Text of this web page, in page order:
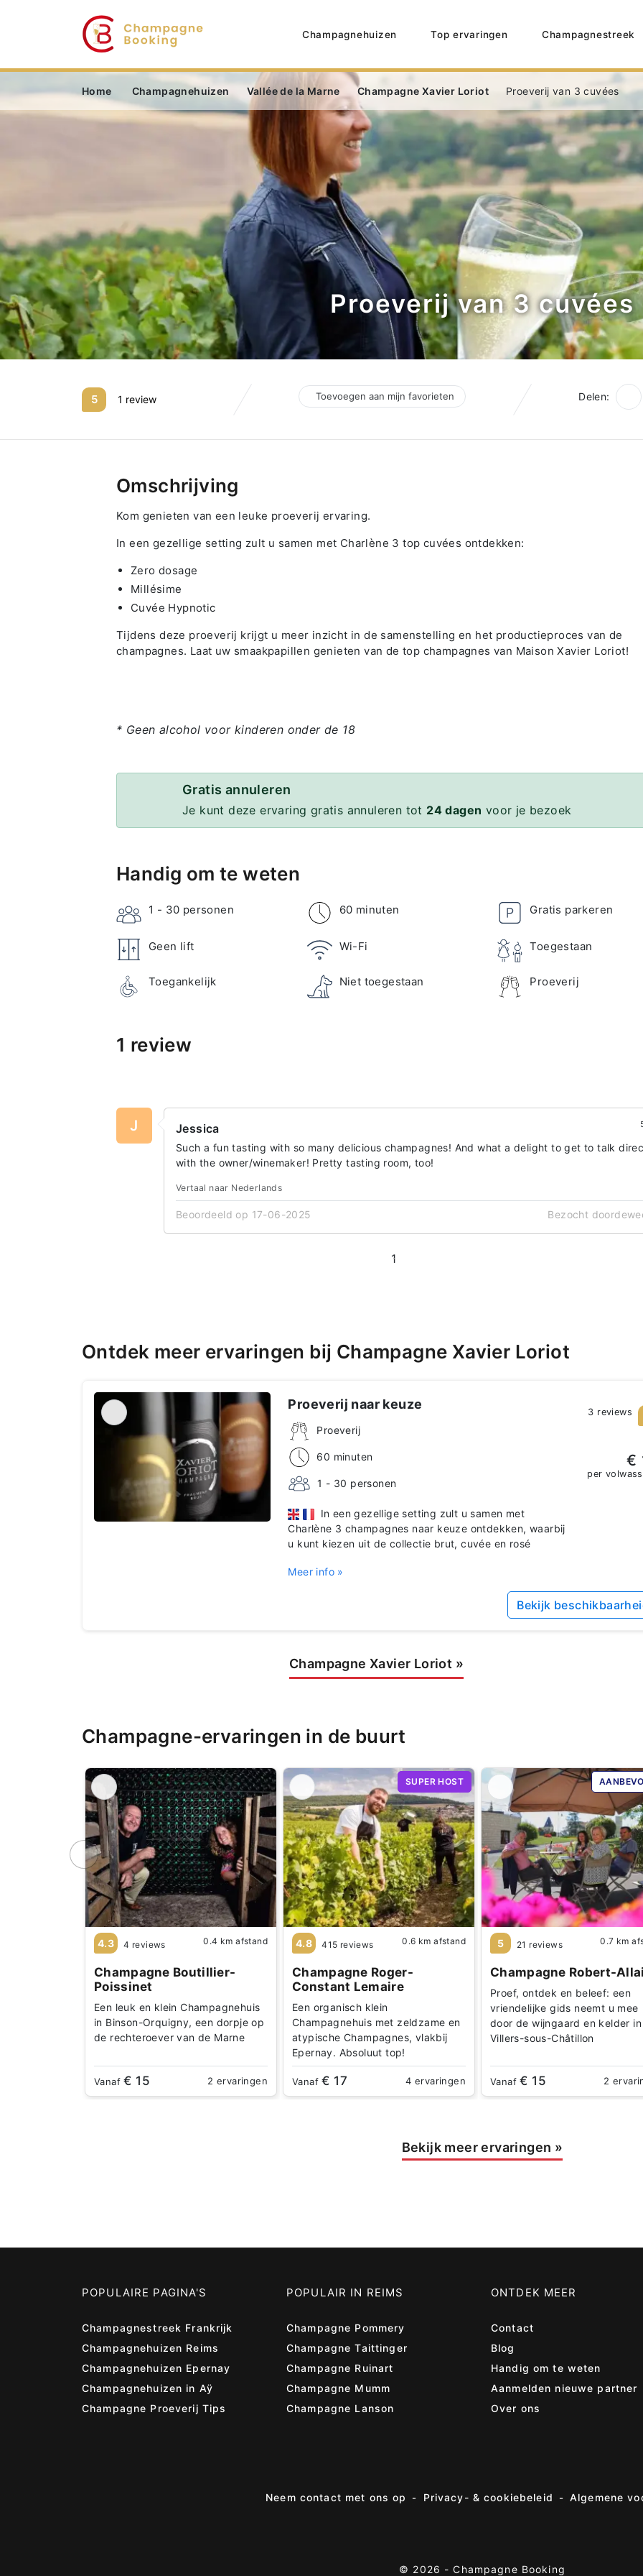
Champagnehuizen Top ervaringen Champagnestreek
Home Champagnehuizen Vallée de la Marne Champagne Xavier Loriot Proeverij van 3 cuvées
Proeverij van 3 cuvées
5 1 review Toevoegen aan mijn favorieten Delen:
Omschrijving
Kom genieten van een leuke proeverij ervaring.
In een gezellige setting zult u samen met Charlène 3 top cuvées ontdekken:
Zero dosage
Millésime
Cuvée Hypnotic
Tijdens deze proeverij krijgt u meer inzicht in de samenstelling en het productieproces van de
champagnes. Laat uw smaakpapillen genieten van de top champagnes van Maison Xavier Loriot!
* Geen alcohol voor kinderen onder de 18
Gratis annuleren
Je kunt deze ervaring gratis annuleren tot 24 dagen voor je bezoek
Handig om te weten
1 - 30 personen 60 minuten Gratis parkeren
Geen lift Wi-Fi Toegestaan
Toegankelijk Niet toegestaan Proeverij
1 review
J Jessica
Such a fun tasting with so many delicious champagnes! And what a delight to get to talk
with the owner/winemaker! Pretty tasting room, too!
Vertaal naar Nederlands
Beoordeeld op 17-06-2025 Bezocht
1
Ontdek meer ervaringen bij Champagne Xavier Loriot
Proeverij naar keuze
Proeverij
60 minuten
1 - 30 personen
In een gezellige setting zult u samen met
Charlène 3 champagnes naar keuze ontdekken, waarbij
u kunt kiezen uit de collectie brut, cuvée en rosé
Meer info »
3 reviews
€
per
Bekijk
Champagne Xavier Loriot »
Champagne-ervaringen in de buurt
4.3 4 reviews 0.4 km afstand
Champagne Boutillier-
Poissinet
Een leuk en klein Champagnehuis
in Binson-Orquigny, een dorpje op
de rechteroever van de Marne
Vanaf€ 15 2 ervaringen
SUPER HOST
4.8 415 reviews 0.6 km afstand
Champagne Roger-
Constant Lemaire
Een organisch klein
Champagnehuis met zeldzame en
atypische Champagnes, vlakbij
Epernay. Absoluut top!
Vanaf€ 17 4 ervaringen
5 21 reviews 0.7 km
Champagne Robert-
Proef, ontdek en beleef: een
vriendelijke gids neemt u mee
door de wijngaard en kelder in
Villers-sous-Châtillon
Vanaf€ 15 2
Bekijk meer ervaringen »
POPULAIRE PAGINA'S
Champagnestreek Frankrijk
Champagnehuizen Reims
Champagnehuizen Epernay
Champagnehuizen in Aÿ
Champagne Proeverij Tips
POPULAIR IN REIMS
Champagne Pommery
Champagne Taittinger
Champagne Ruinart
Champagne Mumm
Champagne Lanson
ONTDEK MEER
Contact
Blog
Handig om te weten
Aanmelden nieuwe partner
Over ons
Neem contact met ons op Privacy- & cookiebeleid Algemene
© 2026 -Champagne Booking